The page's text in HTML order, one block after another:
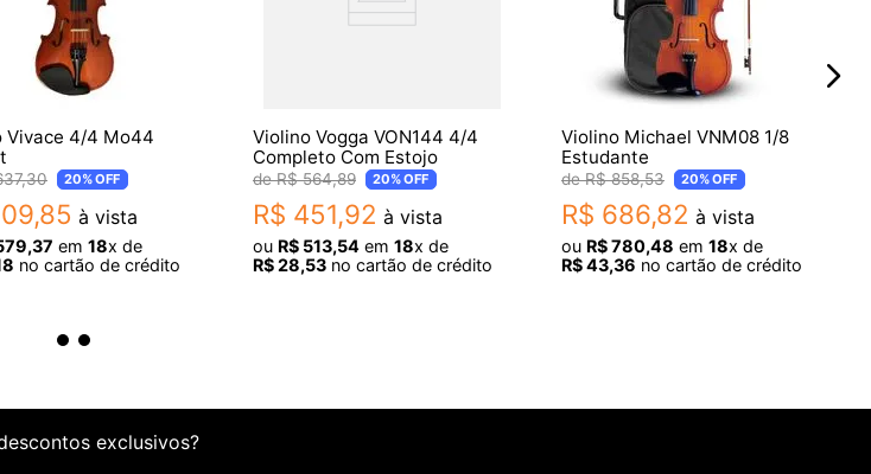
Vivace 4/4 Mo44
,30 20%OFF
,85 à vista
,37 em 18x de
no cartão de crédito
Violino Vogga VON144 4/4
Completo Com Estojo
R$ 564,89 20%OFF
R$ 451,92 à vista
ou R$ 513,54 em 18x de
R$28,53 no cartão de crédito
Violino Michael VNM08 1/8
Estudante
R$ 858,53 20%OFF
R$ 686,82 à vista
ou R$780,48 em 18x de
R$43,36 no cartão de crédito
exclusivos?